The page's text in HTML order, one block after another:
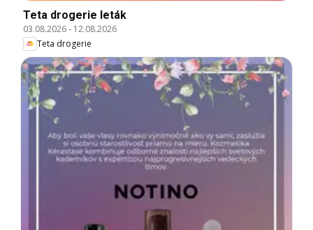
Teta drogerie leták
03.08.2026- 12.08.2026
Teta drogerie